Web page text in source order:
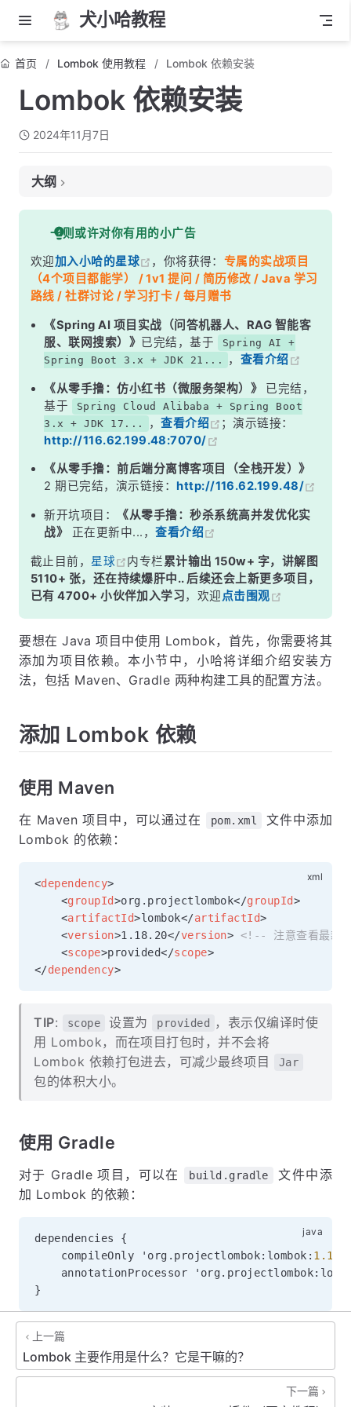
犬小哈教程
首页 Lombok 使用教程 Lombok 依赖安装
Lombok 依赖安装
2024年11月7日
大纲
添加 Lombok 依赖
使用 Maven
使用 Gradle
一则或许对你有用的小广告
欢迎加入小哈的星球 ，你将获得： 专属的实战项目
（4个项目都能学） / 1v1 提问 / 简历修改 / Java 学习
路线 / 社群讨论 / 学习打卡 / 每月赠书
《Spring AI 项目实战（问答机器人、RAG 智能客
服、联网搜索）》 已完结，基于
Spring AI +
Spring Boot 3.x + JDK 21...
， 查看介绍
《从零手撸：仿小红书（微服务架构）》
已完结，
基于
Spring Cloud Alibaba + Spring Boot
3.x + JDK 17...
，查看介绍
；演示链接：
http://116.62.199.48:7070/
《从零手撸：前后端分离博客项目（全栈开发）》
2 期已完结，演示链接： http://116.62.199.48/
新开坑项目：
《从零手撸：秒杀系统高并发优化实
战》
正在更新中...，查看介绍
截止目前， 星球 内专栏累计输出 150w+ 字，讲解图
5110+ 张，还在持续爆肝中.. 后续还会上新更多项目，
已有 4700+ 小伙伴加入学习，欢迎点击围观
要想在 Java 项目中使用 Lombok，首先，你需要将其
添加为项目依赖。本小节中，小哈将详细介绍安装方
法，包括 Maven、Gradle 两种构建工具的配置方法。
添加 Lombok 依赖
使用 Maven
在 Maven 项目中，可以通过在 pom.xml
文件中添加
Lombok 的依赖：
<dependency>
<groupId>org.projectlombok</groupId>
<artifactId>lombok</artifactId>
<version>1.18.20</version> <!-- 注意查看最新
<scope>provided</scope>
</dependency>
TIP: scope 设置为 provided
，表示仅编译时使
用 Lombok，而在项目打包时，并不会将
Lombok 依赖打包进去，可减少最终项目
Jar
包的体积大小。
使用 Gradle
对于 Gradle 项目，可以在 build.gradle
文件中添
加 Lombok 的依赖：
dependencies {
    compileOnly 'org
. projectlombok: lombok : 1.18
    annotationProcessor 'org
. projectlombok:
}
上一篇
Lombok 主要作用是什么？它是干嘛的？
下一篇